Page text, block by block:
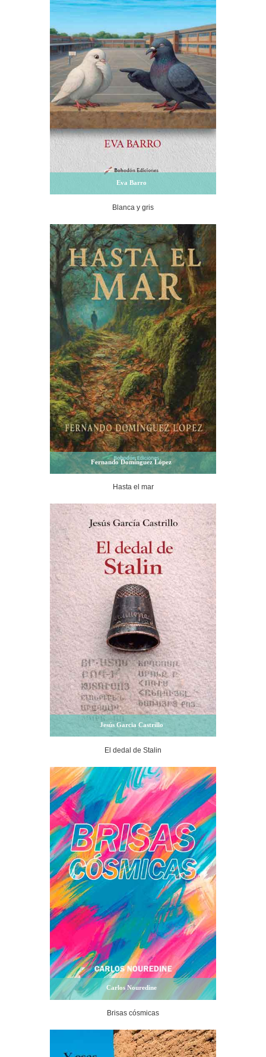
Eva Barro
Blanca y gris
Fernando Domínguez López
Hasta el mar
Jesús Garcia Castrillo
El dedal de Stalin
Carlos Nouredine
Brisas cósmicas